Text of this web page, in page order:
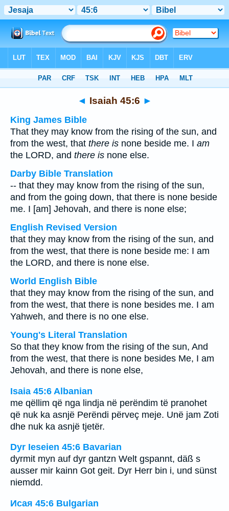
◄ Isaiah 45:6 ►
King James Bible
That they may know from the rising of the sun, and
from the west, that there is none beside me. I am
the LORD, and there is none else.
Darby Bible Translation
-- that they may know from the rising of the sun,
and from the going down, that there is none beside
me. I [am] Jehovah, and there is none else;
English Revised Version
that they may know from the rising of the sun, and
from the west, that there is none beside me: I am
the LORD, and there is none else.
World English Bible
that they may know from the rising of the sun, and
from the west, that there is none besides me. I am
Yahweh, and there is no one else.
Young's Literal Translation
So that they know from the rising of the sun, And
from the west, that there is none besides Me, I am
Jehovah, and there is none else,
Isaia 45:6 Albanian
me qëllim që nga lindja në perëndim të pranohet
që nuk ka asnjë Perëndi përveç meje. Unë jam Zoti
dhe nuk ka asnjë tjetër.
Dyr Ieseien 45:6 Bavarian
dyrmit myn auf dyr gantzn Welt gspannt, däß s
ausser mir kainn Got geit. Dyr Herr bin i, und sünst
niemdd.
Исая 45:6 Bulgarian